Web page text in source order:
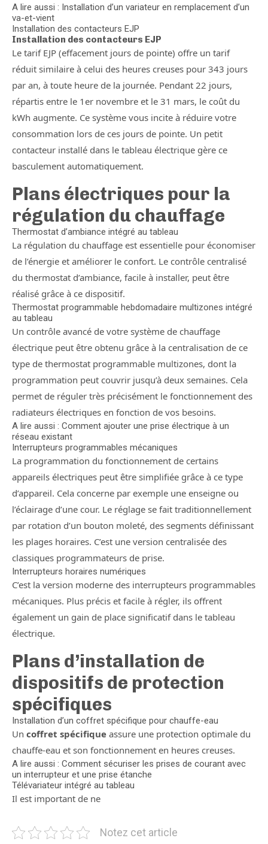
A lire aussi : Installation d’un variateur en remplacement d’un
va-et-vient
Installation des contacteurs EJP
Installation des contacteurs EJP
Le tarif EJP (effacement jours de pointe) offre un tarif
réduit similaire à celui des heures creuses pour 343 jours
par an, à toute heure de la journée. Pendant 22 jours,
répartis entre le 1er novembre et le 31 mars, le coût du
kWh augmente. Ce système vous incite à réduire votre
consommation lors de ces jours de pointe. Un petit
contacteur installé dans le tableau électrique gère ce
basculement automatiquement.
Plans électriques pour la
régulation du chauffage
Thermostat d’ambiance intégré au tableau
La régulation du chauffage est essentielle pour économiser
de l’énergie et améliorer le confort. Le contrôle centralisé
du thermostat d’ambiance, facile à installer, peut être
réalisé grâce à ce dispositif.
Thermostat programmable hebdomadaire multizones intégré
au tableau
Un contrôle avancé de votre système de chauffage
électrique peut être obtenu grâce à la centralisation de ce
type de thermostat programmable multizones, dont la
programmation peut couvrir jusqu’à deux semaines. Cela
permet de réguler très précisément le fonctionnement des
radiateurs électriques en fonction de vos besoins.
A lire aussi : Comment ajouter une prise électrique à un
réseau existant
Interrupteurs programmables mécaniques
La programmation du fonctionnement de certains
appareils électriques peut être simplifiée grâce à ce type
d’appareil. Cela concerne par exemple une enseigne ou
l’éclairage d’une cour. Le réglage se fait traditionnellement
par rotation d’un bouton moleté, des segments définissant
les plages horaires. C’est une version centralisée des
classiques programmateurs de prise.
Interrupteurs horaires numériques
C’est la version moderne des interrupteurs programmables
mécaniques. Plus précis et facile à régler, ils offrent
également un gain de place significatif dans le tableau
électrique.
Plans d’installation de
dispositifs de protection
spécifiques
Installation d’un coffret spécifique pour chauffe-eau
Un coffret spécifique assure une protection optimale du
chauffe-eau et son fonctionnement en heures creuses.
A lire aussi : Comment sécuriser les prises de courant avec
un interrupteur et une prise étanche
Télévariateur intégré au tableau
Il est important de ne
Notez cet article